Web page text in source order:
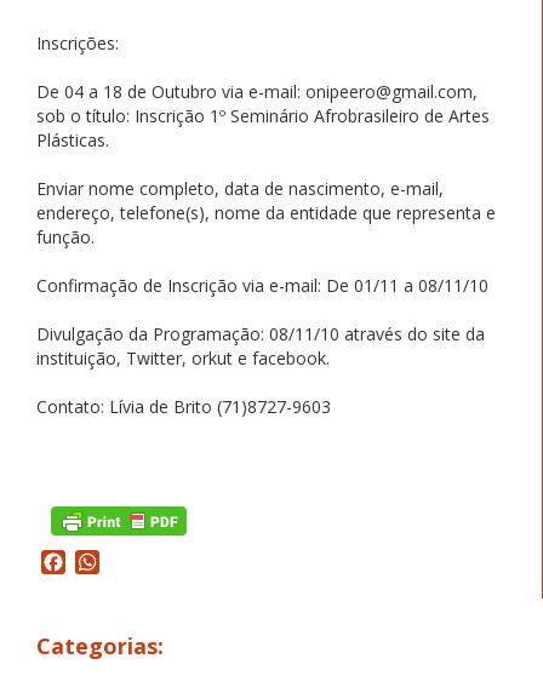
Inscrições:
De 04 a 18 de Outubro via e-mail: onipeero@gmail.com,
sob o título: Inscrição 1º Seminário Afrobrasileiro de Artes
Plásticas.
Enviar nome completo, data de nascimento, e-mail,
endereço, telefone(s), nome da entidade que representa e
função.
Confirmação de Inscrição via e-mail: De 01/11 a 08/11/10
Divulgação da Programação: 08/11/10 através do site da
instituição, Twitter, orkut e facebook.
Contato: Lívia de Brito (71)8727-9603
Facebook
Categorias: